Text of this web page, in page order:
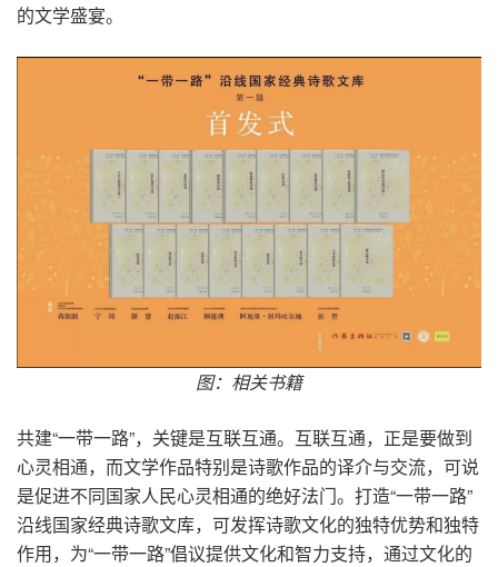
的文学盛宴。
图：相关书籍
共建“一带一路”，关键是互联互通。互联互通，正是要做到
心灵相通，而文学作品特别是诗歌作品的译介与交流，可说
是促进不同国家人民心灵相通的绝好法门。打造“一带一路”
沿线国家经典诗歌文库，可发挥诗歌文化的独特优势和独特
作用，为“一带一路”倡议提供文化和智力支持，通过文化的